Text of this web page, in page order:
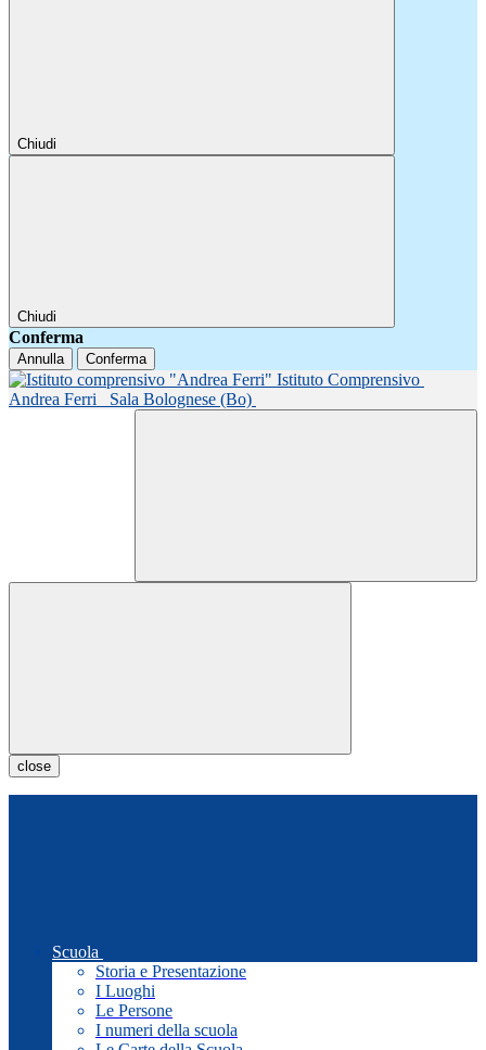
Chiudi
Chiudi
Conferma
Annulla Conferma
Istituto Comprensivo
Andrea Ferri
Sala Bolognese (Bo)
close
Scuola
Storia e Presentazione
I Luoghi
Le Persone
I numeri della scuola